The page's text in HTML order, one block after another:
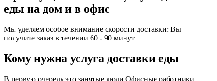
еды на дом и в офис
Мы уделяем особое внимание скорости доставки: Вы
получите заказ в течении 60 - 90 минут.
Кому нужна услуга доставки еды
В первую очередь это занятые люди.Офисные работники